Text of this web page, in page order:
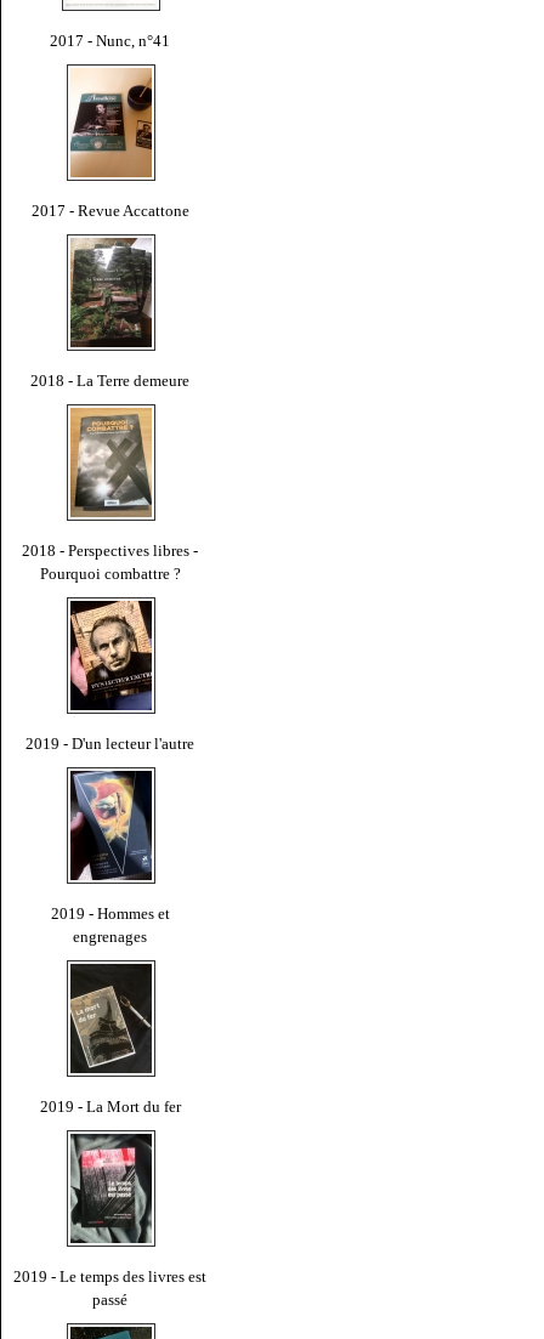
2017 - Nunc, n°41
2017 - Revue Accattone
2018 - La Terre demeure
2018 - Perspectives libres -
Pourquoi combattre ?
2019 - D'un lecteur l'autre
2019 - Hommes et
engrenages
2019 - La Mort du fer
2019 - Le temps des livres est
passé